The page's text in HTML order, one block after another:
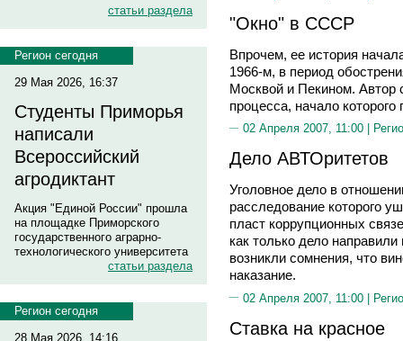
статьи раздела
Регион сегодня
29 Мая 2026, 16:37
Студенты Приморья
написали
Всероссийский
агродиктант
Акция "Единой России" прошла
на площадке Приморского
государственного аграрно-
технологического университета
статьи раздела
Регион сегодня
28 Мая 2026, 14:16
"Окно" в СССР
Впрочем, ее история
1966-м, в период
Москвой и Пекином. Автор
процесса, начало
02 Апреля 2007, 11:00 |
Дело АВТОритетов
Уголовное дело в
расследование которого
пласт коррупционных
как только дело
возникли сомнения, что
наказание.
02 Апреля 2007, 11:00 |
Ставка на красное